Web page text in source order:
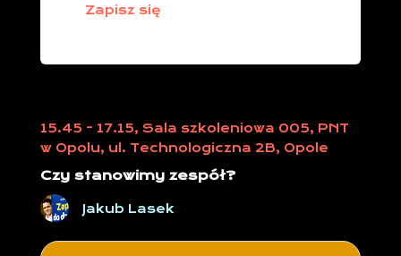
Zapisz się
15.45 - 17.15, Sala szkoleniowa 005, PNT
w Opolu, ul. Technologiczna 2B, Opole
Czy stanowimy zespół?
Jakub Lasek